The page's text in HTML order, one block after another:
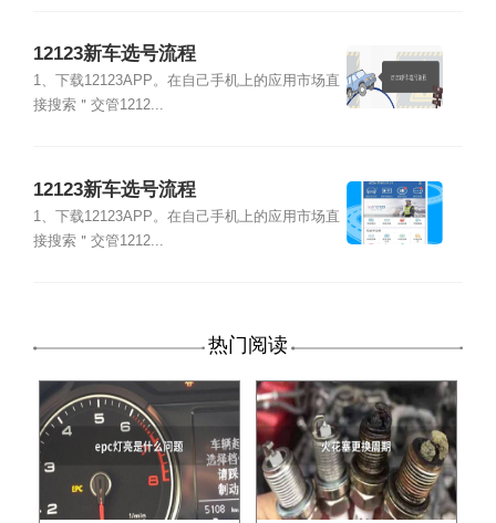
12123新车选号流程
1、下载12123APP。在自己手机上的应用市场直
接搜索＂交管1212...
12123新车选号流程
1、下载12123APP。在自己手机上的应用市场直
接搜索＂交管1212...
热门阅读